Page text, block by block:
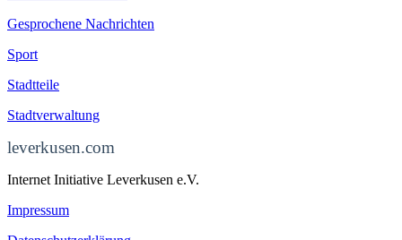
Gesprochene Nachrichten
Sport
Stadtteile
Stadtverwaltung
leverkusen.com
Internet Initiative Leverkusen e.V.
Impressum